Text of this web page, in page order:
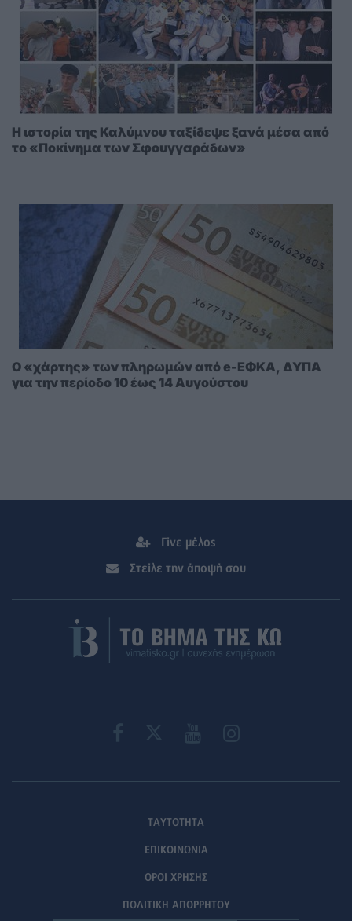
Η ιστορία της Καλύμνου ταξίδεψε ξανά μέσα από
το «Ποκίνημα των Σφουγγαράδων»
Ο «χάρτης» των πληρωμών από e-ΕΦΚΑ, ΔΥΠΑ
για την περίοδο 10 έως 14 Αυγούστου
Γίνε μέλος
Στείλε την άποψή σου
ΤΑΥΤΟΤΗΤΑ
ΕΠΙΚΟΙΝΩΝΙΑ
ΟΡΟΙ ΧΡΗΣΗΣ
ΠΟΛΙΤΙΚΗ ΑΠΟΡΡΗΤΟΥ